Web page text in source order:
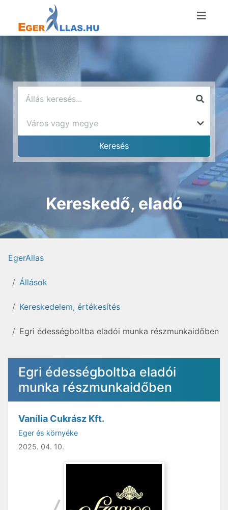
Kereskedő, eladó
EgerAllas
Állások
Kereskedelem, értékesítés
Egri édességboltba eladói munka részmunkaidőben
Egri édességboltba eladói
munka részmunkaidőben
Vanília Cukrász Kft.
Eger és környéke
2025. 04. 10.